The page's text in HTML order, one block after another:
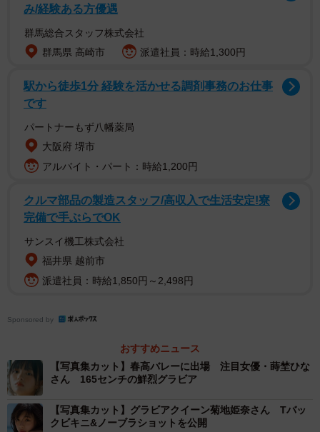
トを開催されることになっています。
【蒔埜ひなさんプロフィール】
AB型 趣味：カメラ、絵を描く、体を動かす、ピアノ、豆
苗栽培 特技：スポーツ全般 高校時代には春高バレーに
出場。2023年、ミスオリエンタル日本大会に出場し特別賞
ほか計8賞を受賞。映画「お嬢と番犬くん」に八木役で出
演。TikTokの「バレー部あるある」動画で話題。最新情報
hina_volleyball_
み/経験ある方優遇
群馬総合スタッフ株式会社
群馬県 高崎市
派遣社員：時給1,300円
駅から徒歩1分 経験を活かせる調剤事務のお仕事
です
パートナーもず八幡薬局
大阪府 堺市
アルバイト・パート：時給1,200円
クルマ部品の製造スタッフ/高収入で生活安定!寮
完備で手ぶらでOK
サンスイ機工株式会社
福井県 越前市
派遣社員：時給1,850円～2,498円
Sponsored by
おすすめニュース
【写真集カット】春高バレーに出場 注目女優・蒔埜ひな
さん 165センチの鮮烈グラビア
【写真集カット】グラビアクイーン菊地姫奈さん Tバッ
クビキニ&ノーブラショットを公開